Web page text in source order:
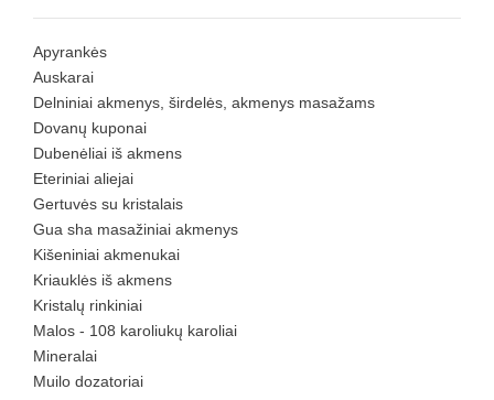
Apyrankės
Auskarai
Delniniai akmenys, širdelės, akmenys masažams
Dovanų kuponai
Dubenėliai iš akmens
Eteriniai aliejai
Gertuvės su kristalais
Gua sha masažiniai akmenys
Kišeniniai akmenukai
Kriauklės iš akmens
Kristalų rinkiniai
Malos - 108 karoliukų karoliai
Mineralai
Muilo dozatoriai